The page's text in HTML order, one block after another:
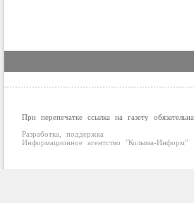
При перепечатке ссылка на газету обязательна.
Разработка, поддержка
Информационное агентство "Колыма-Информ"